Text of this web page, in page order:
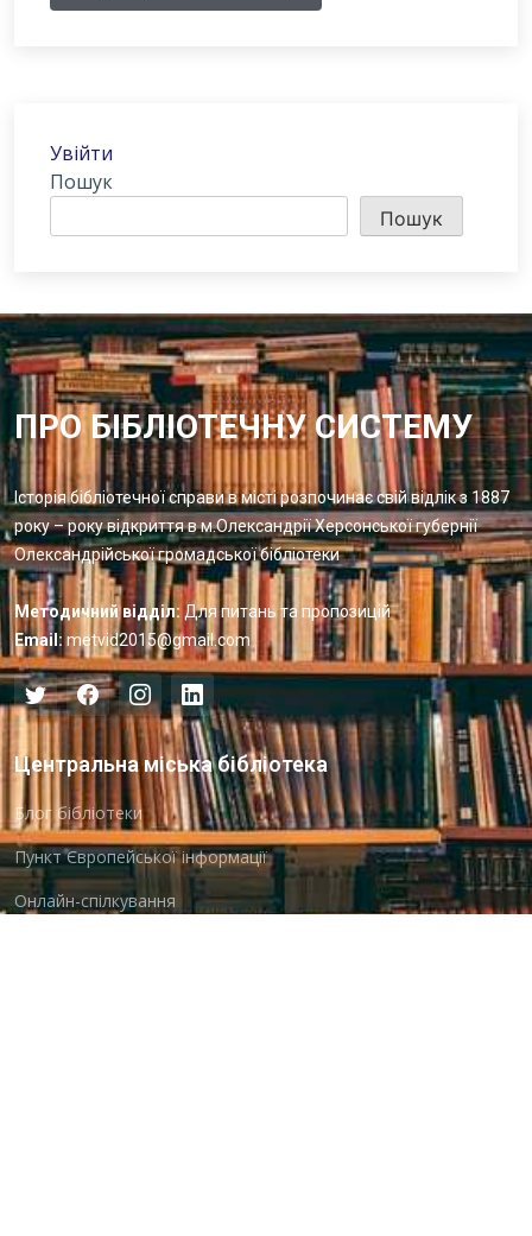
Увійти
Пошук
Пошук
ПРО БІБЛІОТЕЧНУ СИСТЕМУ
Історія бібліотечної справи в місті розпочинає свій відлік з 1887
року – року відкриття в м.Олександрії Херсонської губернії
Олександрійської громадської бібліотеки
Методичний відділ: Для питань та пропозицій
Email: metvid2015@gmail.com
Центральна міська бібліотека
Блог бібліотеки
Пункт Європейської інформації
Онлайн-спілкування